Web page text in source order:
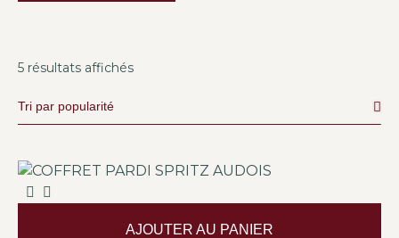
5 résultats affichés
AJOUTER AU PANIER